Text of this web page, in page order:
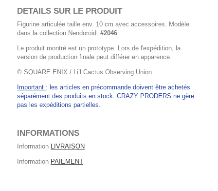
DETAILS SUR LE PRODUIT
Figurine articulée taille env. 10 cm avec accessoires. Modèle
dans la collection Nendoroid. #2046
Le produit montré est un prototype. Lors de l'expédition, la
version de production finale peut différer en apparence.
© SQUARE ENIX / Li’l Cactus Observing Union
Important : les articles en précommande doivent être achetés
séparément des produits en stock. CRAZY PRODERS ne gère
pas les expéditions partielles.
INFORMATIONS
Information LIVRAISON
Information PAIEMENT